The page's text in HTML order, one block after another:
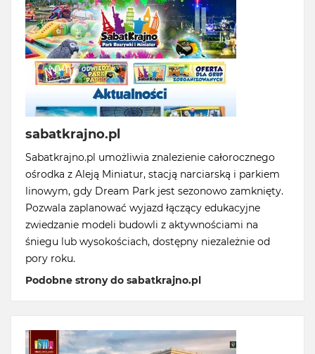
sabatkrajno.pl
Sabatkrajno.pl umożliwia znalezienie całorocznego
ośrodka z Aleją Miniatur, stacją narciarską i parkiem
linowym, gdy Dream Park jest sezonowo zamknięty.
Pozwala zaplanować wyjazd łączący edukacyjne
zwiedzanie modeli budowli z aktywnościami na
śniegu lub wysokościach, dostępny niezależnie od
pory roku.
Podobne strony do sabatkrajno.pl